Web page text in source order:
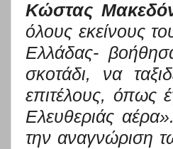
Κώστας
όλους εκείνους
Ελλάδας-
σκοτάδι, να
επιτέλους, όπως
Ελευθεριάς αέρα».
την αναγνώριση